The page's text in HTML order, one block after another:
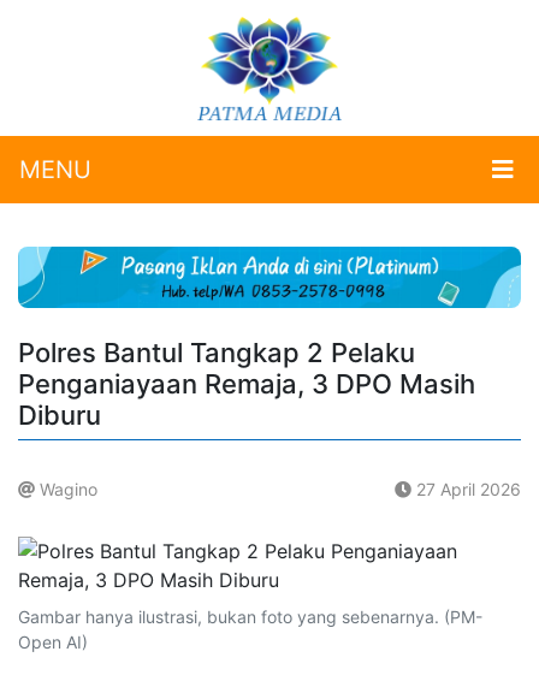
MENU
Polres Bantul Tangkap 2 Pelaku
Penganiayaan Remaja, 3 DPO Masih
Diburu
Wagino 27 April 2026
Gambar hanya ilustrasi, bukan foto yang sebenarnya. (PM-
Open AI)